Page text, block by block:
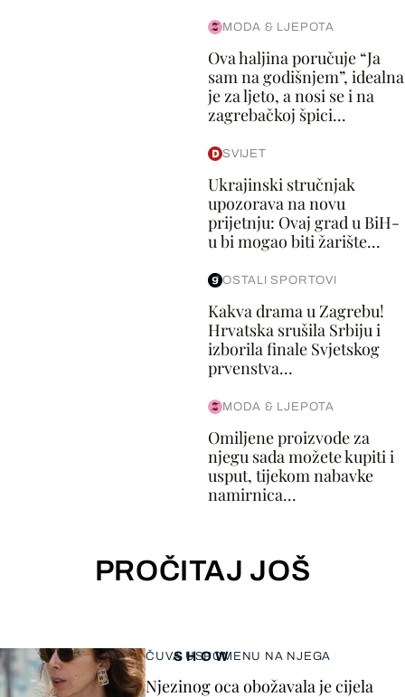
MODA & LJEPOTA
Ova haljina poručuje “Ja
sam na godišnjem”, idealna
je za ljeto, a nosi se i na
zagrebačkoj špici...
SVIJET
Ukrajinski stručnjak
upozorava na novu
prijetnju: Ovaj grad u BiH-
u bi mogao biti žarište...
OSTALI SPORTOVI
Kakva drama u Zagrebu!
Hrvatska srušila Srbiju i
izborila finale Svjetskog
prvenstva...
MODA & LJEPOTA
Omiljene proizvode za
njegu sada možete kupiti i
usput, tijekom nabavke
namirnica...
PROČITAJ JOŠ
SHOW
ČUVA USPOMENU NA NJEGA
Njezinog oca obožavala je cijela